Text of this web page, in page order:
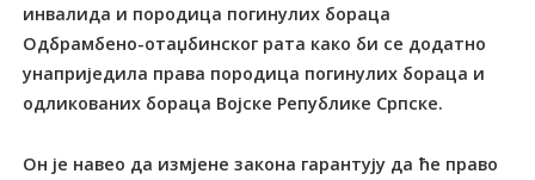
инвалида и породица погинулих бораца
Одбрамбено-отаџбинског рата како би се додатно
унаприједила права породица погинулих бораца и
одликованих бораца Војске Републике Српске.
Он је навео да измјене закона гарантују да ће право